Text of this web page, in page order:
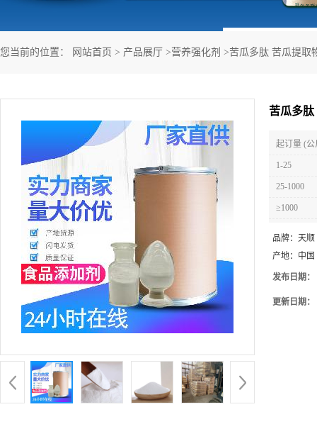
您当前的位置： 网站首页 > 产品展厅 >营养强化剂 >苦瓜多肽 苦瓜提取
苦瓜多
起订量 (公
1-25
25-1000
≥1000
品牌： 天顺
产地： 中国
发布日期：
更新日期：